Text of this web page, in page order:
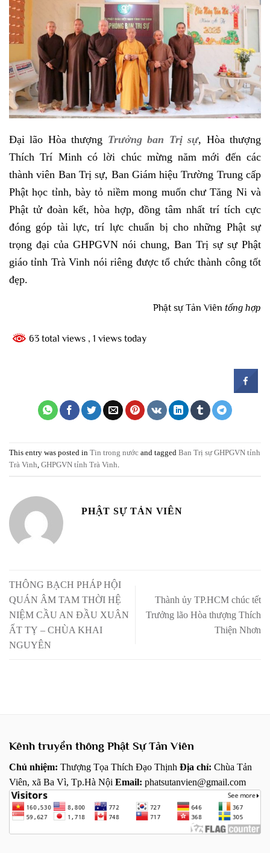
Đại lão Hòa thượng Trưởng ban Trị sự, Hòa thượng
Thích Trí Minh có lời chúc mừng năm mới đến các
thành viên Ban Trị sự, Ban Giám hiệu Trường Trung cấp
Phật học tỉnh, bày tỏ niềm mong muốn chư Tăng Ni và
Phật tử đoàn kết, hòa hợp, đồng tâm nhất trí tích cực
đóng góp tài lực, trí lực chuẩn bị cho những Phật sự
trọng đại của GHPGVN nói chung, Ban Trị sự sự Phật
giáo tỉnh Trà Vinh nói riêng được tổ chức thành công tốt
đẹp.
Phật sự Tản Viên tổng hợp
63 total views , 1 views today
This entry was posted in Tin trong nước and tagged Ban Trị sự GHPGVN tỉnh
Trà Vinh, GHPGVN tỉnh Trà Vinh.
PHẬT SỰ TẢN VIÊN
THÔNG BẠCH PHÁP HỘI
QUÁN ÂM TAM THỜI HỆ
NIỆM CẦU AN ĐẦU XUÂN
ẤT TỴ – CHÙA KHAI
NGUYÊN
Thành ủy TP.HCM chúc tết
Trưởng lão Hòa thượng Thích
Thiện Nhơn
Kênh truyền thông Phật Sự Tản Viên
Chủ nhiệm: Thượng Tọa Thích Đạo Thịnh Địa chỉ: Chùa Tản
Viên, xã Ba Vì, Tp.Hà Nội Email: phatsutanvien@gmail.com